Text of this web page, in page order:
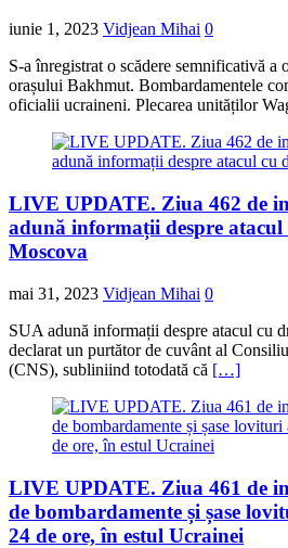
iunie 1, 2023 Vidjean Mihai 0
S-a înregistrat o scădere semnificativă
orașului Bakhmut. Bombardamentele
oficialii ucraineni. Plecarea unităților
LIVE UPDATE. Ziua 462 de
adună informații despre atacul
Moscova
mai 31, 2023 Vidjean Mihai 0
SUA adună informații despre atacul cu
declarat un purtător de cuvânt al
(CNS), subliniind totodată că […]
LIVE UPDATE. Ziua 461 de
de bombardamente și șase
24 de ore, în estul Ucrainei